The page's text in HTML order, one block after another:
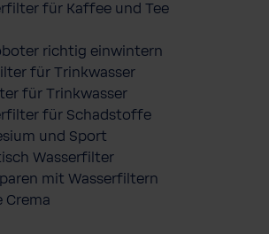
für Kaffee und Tee
richtig einwintern
für Trinkwasser
für Trinkwasser
für Schadstoffe
und Sport
Wasserfilter
mit Wasserfiltern
Crema